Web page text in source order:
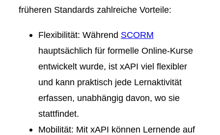
früheren Standards zahlreiche Vorteile:
Flexibilität: Während SCORM
hauptsächlich für formelle Online-Kurse
entwickelt wurde, ist xAPI viel flexibler
und kann praktisch jede Lernaktivität
erfassen, unabhängig davon, wo sie
stattfindet.
Mobilität: Mit xAPI können Lernende auf